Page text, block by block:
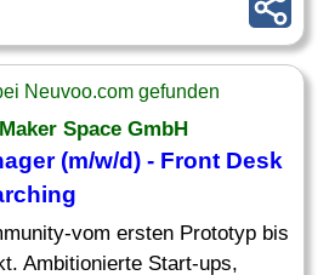
Neuvoo.com gefunden
Space GmbH
(m/w/d) - Front Desk
vom ersten Prototyp bis
Ambitionierte Start-ups,